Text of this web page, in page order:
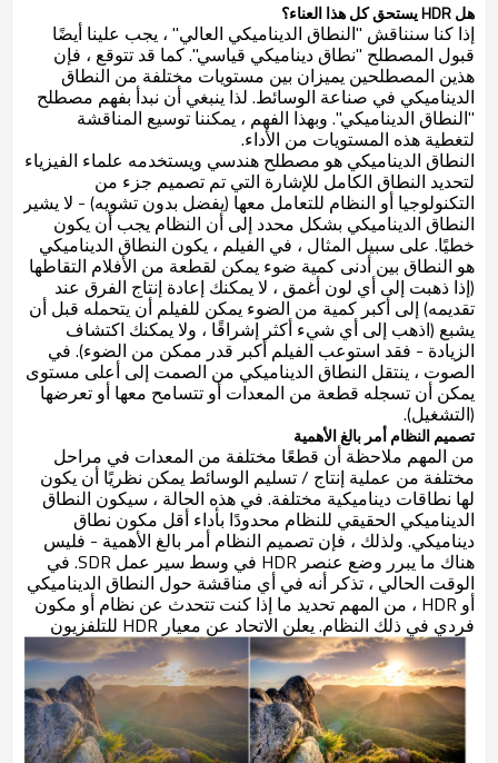
هل HDR يستحق كل هذا العناء؟
إذا كنا سنناقش "النطاق الديناميكي العالي" ، يجب علينا أيضًا
قبول المصطلح "نطاق ديناميكي قياسي". كما قد تتوقع ، فإن
هذين المصطلحين يميزان بين مستويات مختلفة من النطاق
الديناميكي في صناعة الوسائط. لذا ينبغي أن نبدأ بفهم مصطلح
"النطاق الديناميكي". وبهذا الفهم ، يمكننا توسيع المناقشة
لتغطية هذه المستويات من الأداء.
النطاق الديناميكي هو مصطلح هندسي ويستخدمه علماء الفيزياء
لتحديد النطاق الكامل للإشارة التي تم تصميم جزء من
التكنولوجيا أو النظام للتعامل معها (يفضل بدون تشويه) - لا يشير
النطاق الديناميكي بشكل محدد إلى أن النظام يجب أن يكون
خطيًا. على سبيل المثال ، في الفيلم ، يكون النطاق الديناميكي
هو النطاق بين أدنى كمية ضوء يمكن لقطعة من الأفلام التقاطها
(إذا ذهبت إلى أي لون أغمق ، لا يمكنك إعادة إنتاج الفرق عند
تقديمه) إلى أكبر كمية من الضوء يمكن للفيلم أن يتحمله قبل أن
يشبع (اذهب إلى أي شيء أكثر إشراقًا ، ولا يمكنك اكتشاف
الزيادة - فقد استوعب الفيلم أكبر قدر ممكن من الضوء). في
الصوت ، ينتقل النطاق الديناميكي من الصمت إلى أعلى مستوى
يمكن أن تسجله قطعة من المعدات أو تتسامح معها أو تعرضها
(التشغيل).
تصميم النظام أمر بالغ الأهمية
من المهم ملاحظة أن قطعًا مختلفة من المعدات في مراحل
مختلفة من عملية إنتاج / تسليم الوسائط يمكن نظريًا أن يكون
لها نطاقات ديناميكية مختلفة. في هذه الحالة ، سيكون النطاق
الديناميكي الحقيقي للنظام محدودًا بأداء أقل مكون نطاق
ديناميكي. ولذلك ، فإن تصميم النظام أمر بالغ الأهمية - فليس
هناك ما يبرر وضع عنصر HDR في وسط سير عمل SDR. في
الوقت الحالي ، تذكر أنه في أي مناقشة حول النطاق الديناميكي
أو HDR ، من المهم تحديد ما إذا كنت تتحدث عن نظام أو مكون
فردي في ذلك النظام. يعلن الاتحاد عن معيار HDR للتلفزيون